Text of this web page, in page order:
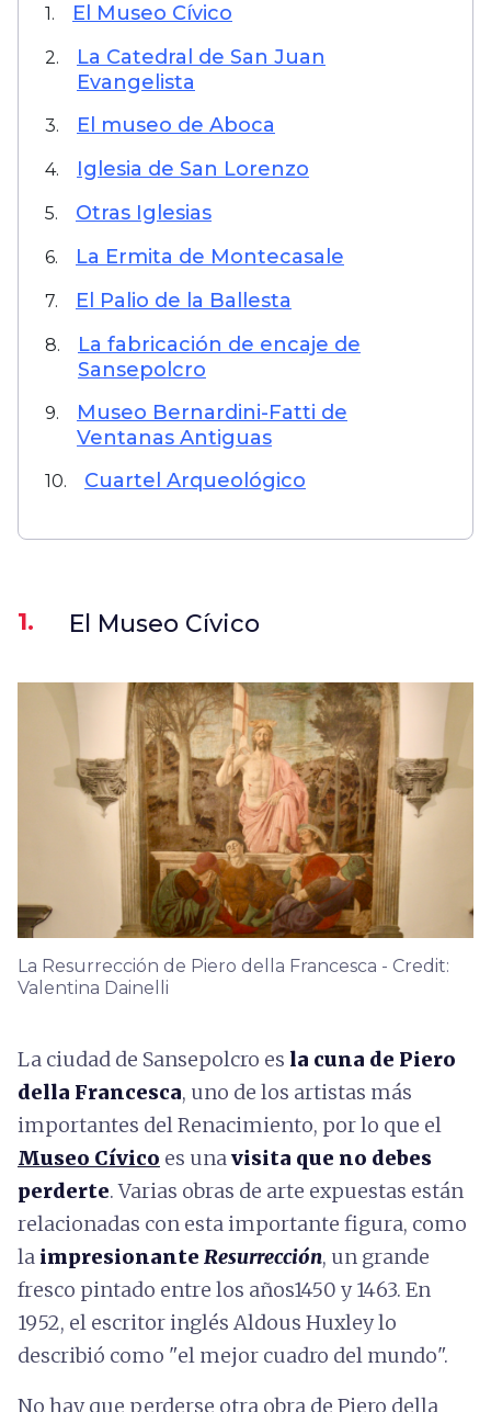
1. El Museo Cívico
2.
La Catedral de San Juan
Evangelista
3. El museo de Aboca
4. Iglesia de San Lorenzo
5. Otras Iglesias
6. La Ermita de Montecasale
7. El Palio de la Ballesta
8.
La fabricación de encaje de
Sansepolcro
9.
Museo Bernardini-Fatti de
Ventanas Antiguas
10. Cuartel Arqueológico
1. El Museo Cívico
La Resurrección de Piero della Francesca - Credit:
Valentina Dainelli
La ciudad de Sansepolcro es la cuna de Piero
della Francesca, uno de los artistas más
importantes del Renacimiento, por lo que el
Museo Cívico es unavisita que no debes
perderte. Varias obras de arte expuestas están
relacionadas con esta importante figura, como
la impresionante Resurrección, un grande
fresco pintado entre los años1450 y 1463. En
1952, el escritor inglés Aldous Huxley lo
describió como "el mejor cuadro del mundo".
No hay que perderse otra obra de Piero della